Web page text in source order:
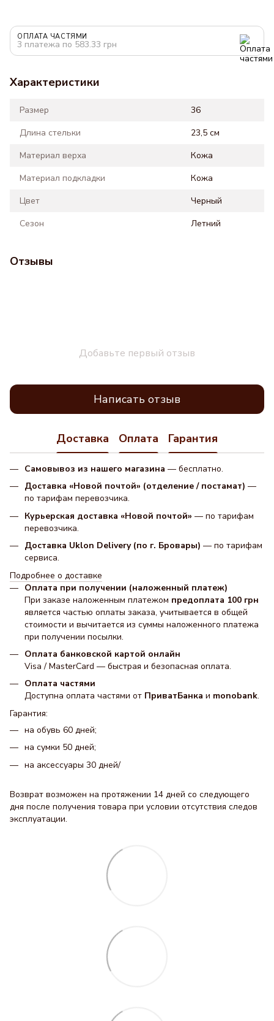
ОПЛАТА ЧАСТЯМИ
3 платежа по 583.33 грн
Характеристики
Размер
36
Длина стельки
23,5 см
Материал верха
Кожа
Материал подкладки
Кожа
Цвет
Черный
Сезон
Летний
Отзывы
Добавьте первый отзыв
Написать отзыв
Доставка Оплата Гарантия
Самовывоз из нашего магазина — бесплатно.
Доставка «Новой почтой» (отделение / постамат) —
по тарифам перевозчика.
Курьерская доставка «Новой почтой» — по тарифам
перевозчика.
Доставка Uklon Delivery (по г. Бровары) — по тарифам
сервиса.
Подробнее о доставке
Оплата при получении (наложенный платеж)
При заказе наложенным платежом предоплата 100 грн
является частью оплаты заказа, учитывается в общей
стоимости и вычитается из суммы наложенного платежа
при получении посылки.
Оплата банковской картой онлайн
Visa / MasterCard — быстрая и безопасная оплата.
Оплата частями
Доступна оплата частями от ПриватБанка и monobank.
Гарантия:
на обувь 60 дней;
на сумки 50 дней;
на аксессуары 30 днeй/
Возврат возможен на протяжении 14 дней со следующего
дня после получения товара при условии отсутствия следов
эксплуатации.